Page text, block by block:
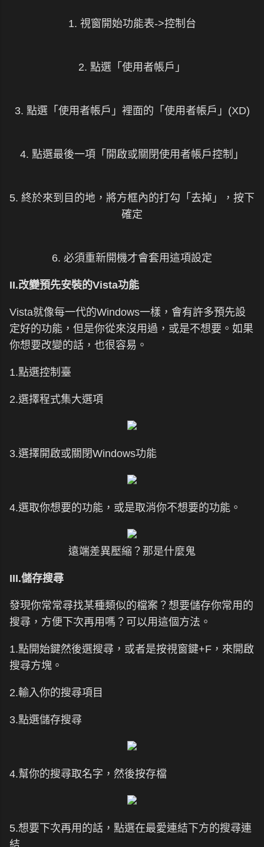
1. 視窗開始功能表->控制台
2. 點選「使用者帳戶」
3. 點選「使用者帳戶」裡面的「使用者帳戶」(XD)
4. 點選最後一項「開啟或關閉使用者帳戶控制」
5. 終於來到目的地，將方框內的打勾「去掉」，按下
確定
6. 必須重新開機才會套用這項設定
II.改變預先安裝的Vista功能
Vista就像每一代的Windows一樣，會有許多預先設
定好的功能，但是你從來沒用過，或是不想要。如果
你想要改變的話，也很容易。
1.點選控制臺
2.選擇程式集大選項
3.選擇開啟或關閉Windows功能
4.選取你想要的功能，或是取消你不想要的功能。
遠端差異壓縮？那是什麼鬼
III.儲存搜尋
發現你常常尋找某種類似的檔案？想要儲存你常用的
搜尋，方便下次再用嗎？可以用這個方法。
1.點開始鍵然後選搜尋，或者是按視窗鍵+F，來開啟
搜尋方塊。
2.輸入你的搜尋項目
3.點選儲存搜尋
4.幫你的搜尋取名字，然後按存檔
5.想要下次再用的話，點選在最愛連結下方的搜尋連
結